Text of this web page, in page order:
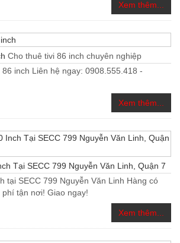
Xem thêm...
Cho thuê tivi 86 inch chuyên nghiệp
inch Liên hệ ngay: 0908.555.418 -
Xem thêm...
Tại SECC 799 Nguyễn Văn Linh, Quận 7
tại SECC 799 Nguyễn Văn Linh Hàng có
tận nơi! Giao ngay!
Xem thêm...